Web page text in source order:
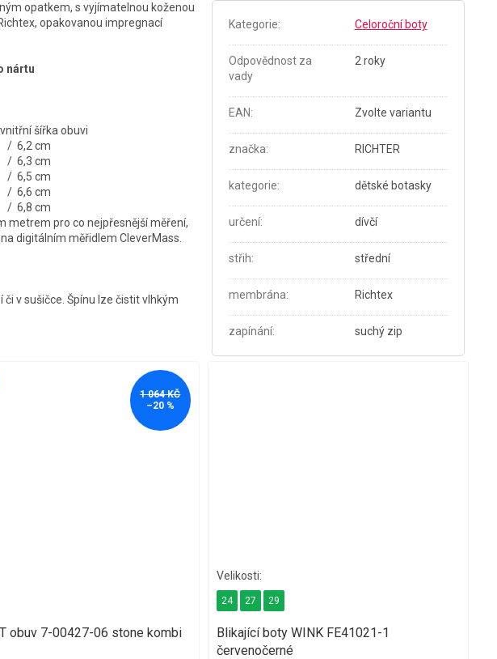
opatkem, s vyjímatelnou koženou
opakovanou impregnací
nártu
šířka obuvi
/ 6,2 cm
/ 6,3 cm
/ 6,5 cm
/ 6,6 cm
/ 6,8 cm
metrem pro co nejpřesnější měření,
digitálním měřidlem CleverMass.
v sušičce. Špínu lze čistit vlhkým
Kategorie: Celoroční boty
Odpovědnost za
vady
2 roky
EAN: Zvolte variantu
značka: RICHTER
kategorie: dětské botasky
určení: dívčí
střih: střední
membrána: Richtex
zapínání: suchý zip
1 064 KČ
–20 %
obuv 7-00427-06 stone kombi
Blikající boty WINK FE41021-1
červenočerné
24 27 29